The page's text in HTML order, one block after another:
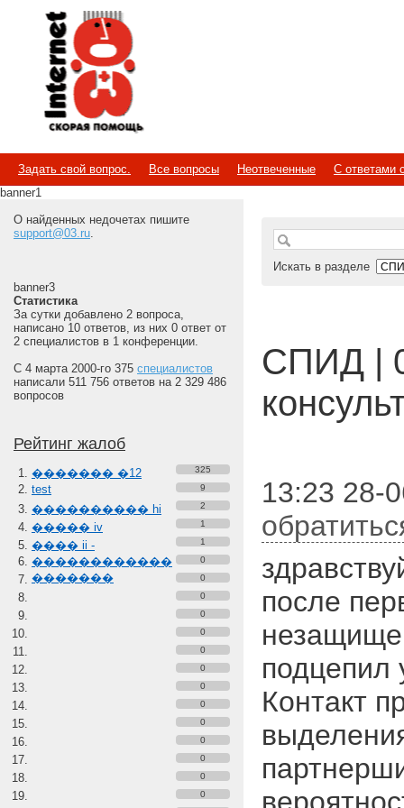
Internet
Скорая помощь
Задать свой вопрос. Все вопросы Неотвеченные
С ответами
banner1
О найденных недочетах пишите
support@03.ru.
banner3
Статистика
За сутки добавлено 2 вопроса,
написано 10 ответов, из них 0 ответ от
2 специалистов в 1 конференции.
С 4 марта 2000-го 375 специалистов
написали 511 756 ответов на 2 329 486
вопросов
Рейтинг жалоб
������� �12 325
test 9
���������� hi 2
����� iv 1
���� ii -
������������
�������
1
0
0
0
0
0
0
0
0
0
0
0
0
0
0
Искать в разделе
СПИД |
13:23 28-
после
подцепил
Контакт